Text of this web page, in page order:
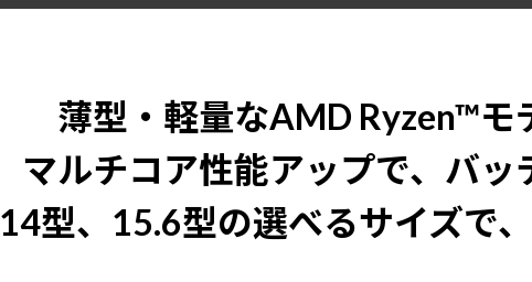
薄型・軽量なAMD Ryzen™モ
マルチコア性能アップで、バ
14型、15.6型の選べるサイズで